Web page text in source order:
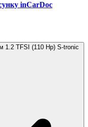
inCarDoc
1.2 TFSI (110 Hp) S-tronic